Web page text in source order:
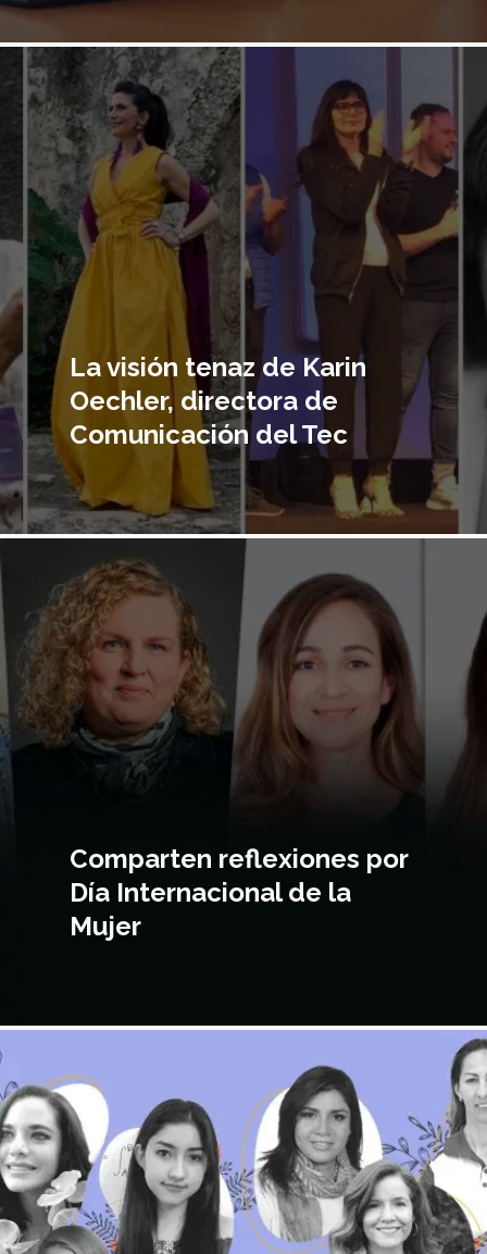
Imagen
principal
La visión tenaz de Karin
Oechler, directora de
Comunicación del Tec
principal
Comparten reflexiones por
Día Internacional de la
Mujer